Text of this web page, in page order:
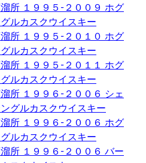
所 １９９５-２００９ ホグ
ルカスクウイスキー
所 １９９５-２０１０ ホグ
ルカスクウイスキー
所 １９９５-２０１１ ホグ
ルカスクウイスキー
所 １９９６-２００６ シェ
グルカスクウイスキー
所 １９９６-２００６ ホグ
ルカスクウイスキー
所 １９９６-２００６ バー